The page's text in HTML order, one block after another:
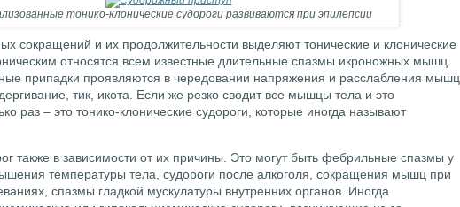
тонико-клонические судороги развиваются при эпилепсии
сокращений и их продолжительности выделяют тонические и клонические
относятся всем известные длительные спазмы икроножных мышц.
припадки проявляются в чередовании напряжения и расслабления мышц.
тик, икота. Если же резко сводит все мышцы тела и это
раз – это тонико-клонические судороги, которые иногда называют
также в зависимости от их причины. Это могут быть фебрильные спазмы у
температуры тела, судороги после алкоголя, сокращения мышц при
спазмы гладкой мускулатуры внутренних органов. Иногда